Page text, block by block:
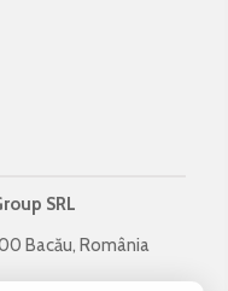
SRL
Bacău, România